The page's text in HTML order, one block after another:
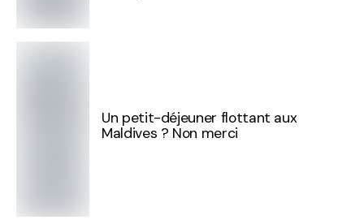
Un petit-déjeuner flottant aux
Maldives ? Non merci